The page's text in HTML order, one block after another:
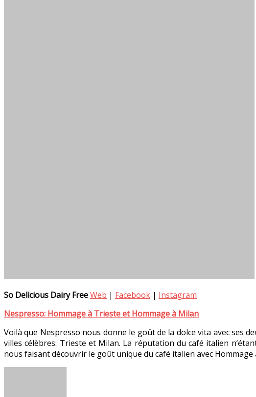
So Delicious Dairy FreeWeb | Facebook | Instagram
Nespresso: Hommage à Trieste et Hommage à Milan
Voilà que Nespresso nous donne le goût de la dolce vita avec ses
villes célèbres: Trieste et Milan. La réputation du café italien
nous faisant découvrir le goût unique du café italien avec